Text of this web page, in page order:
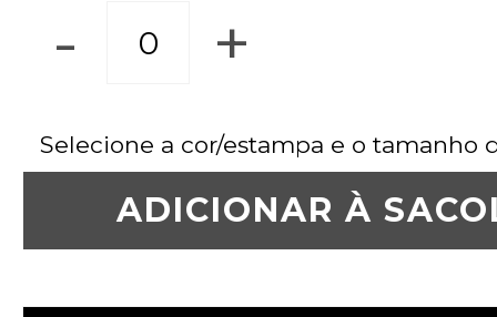
- +
Selecione a cor/estampa e o tamanho
ADICIONAR À